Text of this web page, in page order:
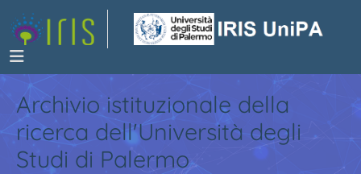
Archivio istituzionale della
ricerca dell'Università degli
Studi di Palermo